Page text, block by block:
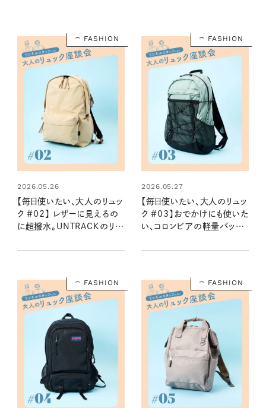
FASHION
2026.05.26
【毎日使いたい、大人のリュッ
ク #02】 レザーに見えるの
に超撥水。UNTRACKのリュ
FASHION
2026.05.27
【毎日使いたい、大人のリュッ
ク #03】おでかけにも使いた
い、コロンビアの軽量バック
FASHION FASHION